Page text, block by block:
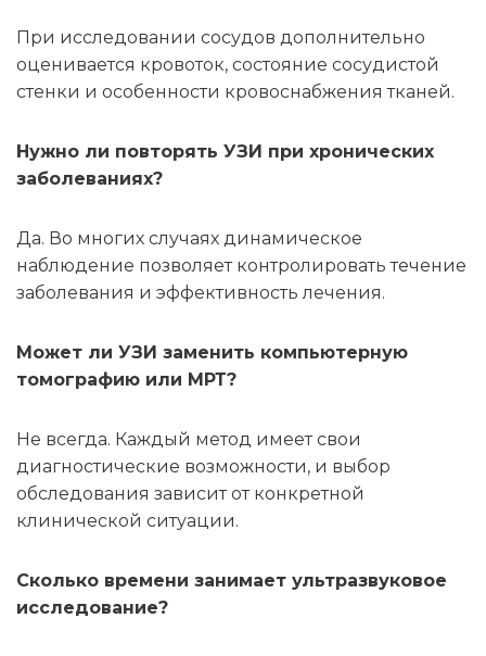
При исследовании сосудов дополнительно
оценивается кровоток, состояние сосудистой
стенки и особенности кровоснабжения тканей.
Нужно ли повторять УЗИ при хронических
заболеваниях?
Да. Во многих случаях динамическое
наблюдение позволяет контролировать течение
заболевания и эффективность лечения.
Может ли УЗИ заменить компьютерную
томографию или МРТ?
Не всегда. Каждый метод имеет свои
диагностические возможности, и выбор
обследования зависит от конкретной
клинической ситуации.
Сколько времени занимает ультразвуковое
исследование?